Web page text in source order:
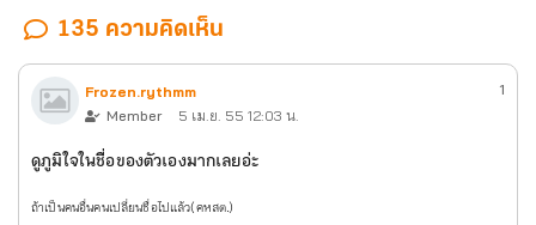
135 ความคิดเห็น
Frozen.rythmm
Member
5 เม.ย. 55 12:03 น.
1
ดูภูมิใจในชื่อของตัวเองมากเลยอ่ะ
ถ้าเป็นคนอื่นคนเปลี่ยนชื่อไปแล้ว(คหสต.)